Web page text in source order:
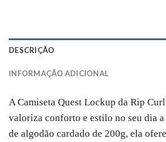
DESCRIÇÃO
INFORMAÇÃO ADICIONAL
A Camiseta Quest Lockup da Rip
valoriza conforto e estilo no seu dia
de algodão cardado de 200g, ela